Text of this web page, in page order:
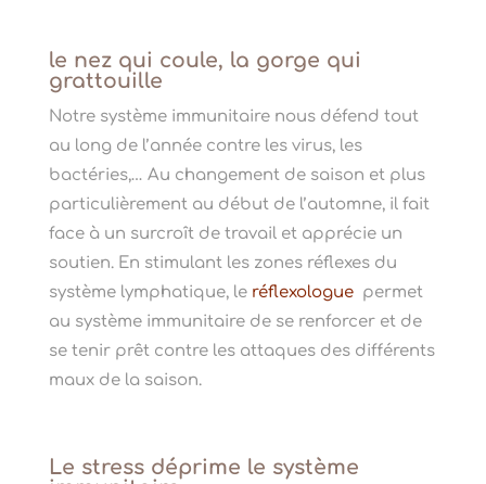
le nez qui coule, la gorge qui
grattouille
Notre système immunitaire nous défend tout
au long de l’année contre les virus, les
bactéries,… Au changement de saison et plus
particulièrement au début de l’automne, il fait
face à un surcroît de travail et apprécie un
soutien. En stimulant les zones réflexes du
système lymphatique, le réflexologuepermet
au système immunitaire de se renforcer et de
se tenir prêt contre les attaques des différents
maux de la saison.
Le stress déprime le système